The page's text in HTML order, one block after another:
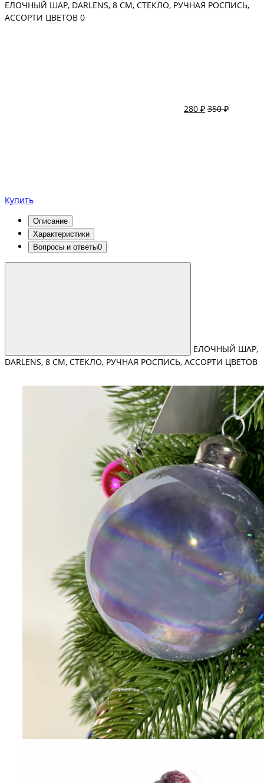
ЕЛОЧНЫЙ ШАР, DARLENS, 8 СМ, СТЕКЛО, РУЧНАЯ РОСПИСЬ,
АССОРТИ ЦВЕТОВ 0
280 ₽ 350 ₽
Купить
Описание
Характеристики
Вопросы и ответы0
ЕЛОЧНЫЙ ШАР,
DARLENS, 8 СМ, СТЕКЛО, РУЧНАЯ РОСПИСЬ, АССОРТИ ЦВЕТОВ